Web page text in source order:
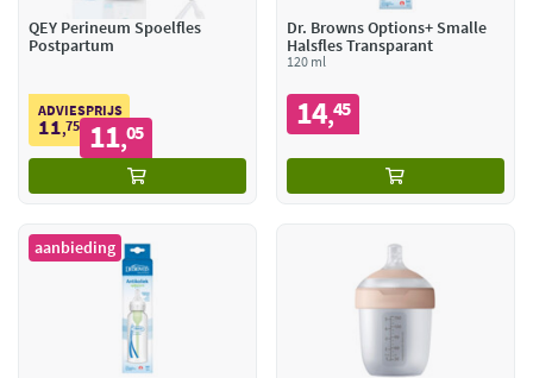
QEY Perineum Spoelfles
Postpartum
ADVIESPRIJS
11,75 11,05
Dr. Browns Options+ Smalle
Halsfles Transparant
120 ml
14,45
aanbieding